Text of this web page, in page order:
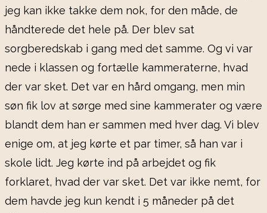
jeg kan ikke takke dem nok, for den måde, de
håndterede det hele på. Der blev sat
sorgberedskab i gang med det samme. Og vi var
nede i klassen og fortælle kammeraterne, hvad
der var sket. Det var en hård omgang, men min
søn fik lov at sørge med sine kammerater og være
blandt dem han er sammen med hver dag. Vi blev
enige om, at jeg kørte et par timer, så han var i
skole lidt. Jeg kørte ind på arbejdet og fik
forklaret, hvad der var sket. Det var ikke nemt, for
dem havde jeg kun kendt i 5 måneder på det